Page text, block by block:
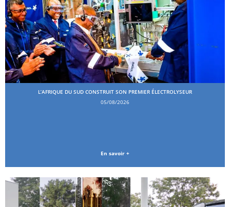
L’AFRIQUE DU SUD CONSTRUIT SON PREMIER ÉLECTROLYSEUR
05/08/2026
En savoir +